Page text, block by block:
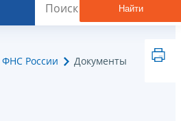
Найти
России Документы